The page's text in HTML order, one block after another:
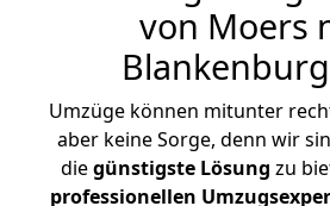
von Moers
Umzüge können mitunter
aber keine Sorge, denn wir
diegünstigste Lösung zu
professionellen